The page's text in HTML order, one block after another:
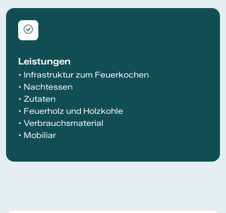
Leistungen
• Infrastruktur zum Feuerkochen
• Nachtessen
• Zutaten
• Feuerholz und Holzkohle
• Verbrauchsmaterial
• Mobiliar